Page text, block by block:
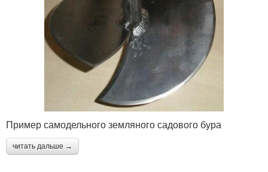
Пример самодельного земляного садового бура
читать дальше →